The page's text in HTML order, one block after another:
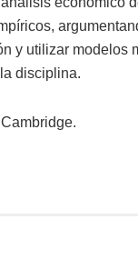
y utilizar modelos
disciplina.